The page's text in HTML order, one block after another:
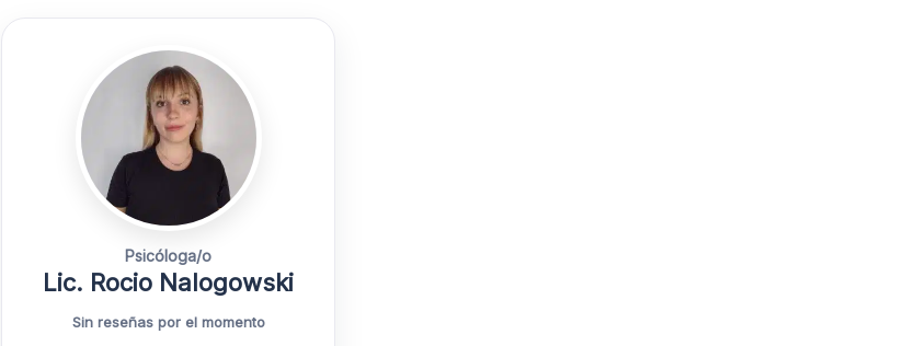
Psicóloga/o
Lic. Rocio Nalogowski
Sin reseñas por el momento